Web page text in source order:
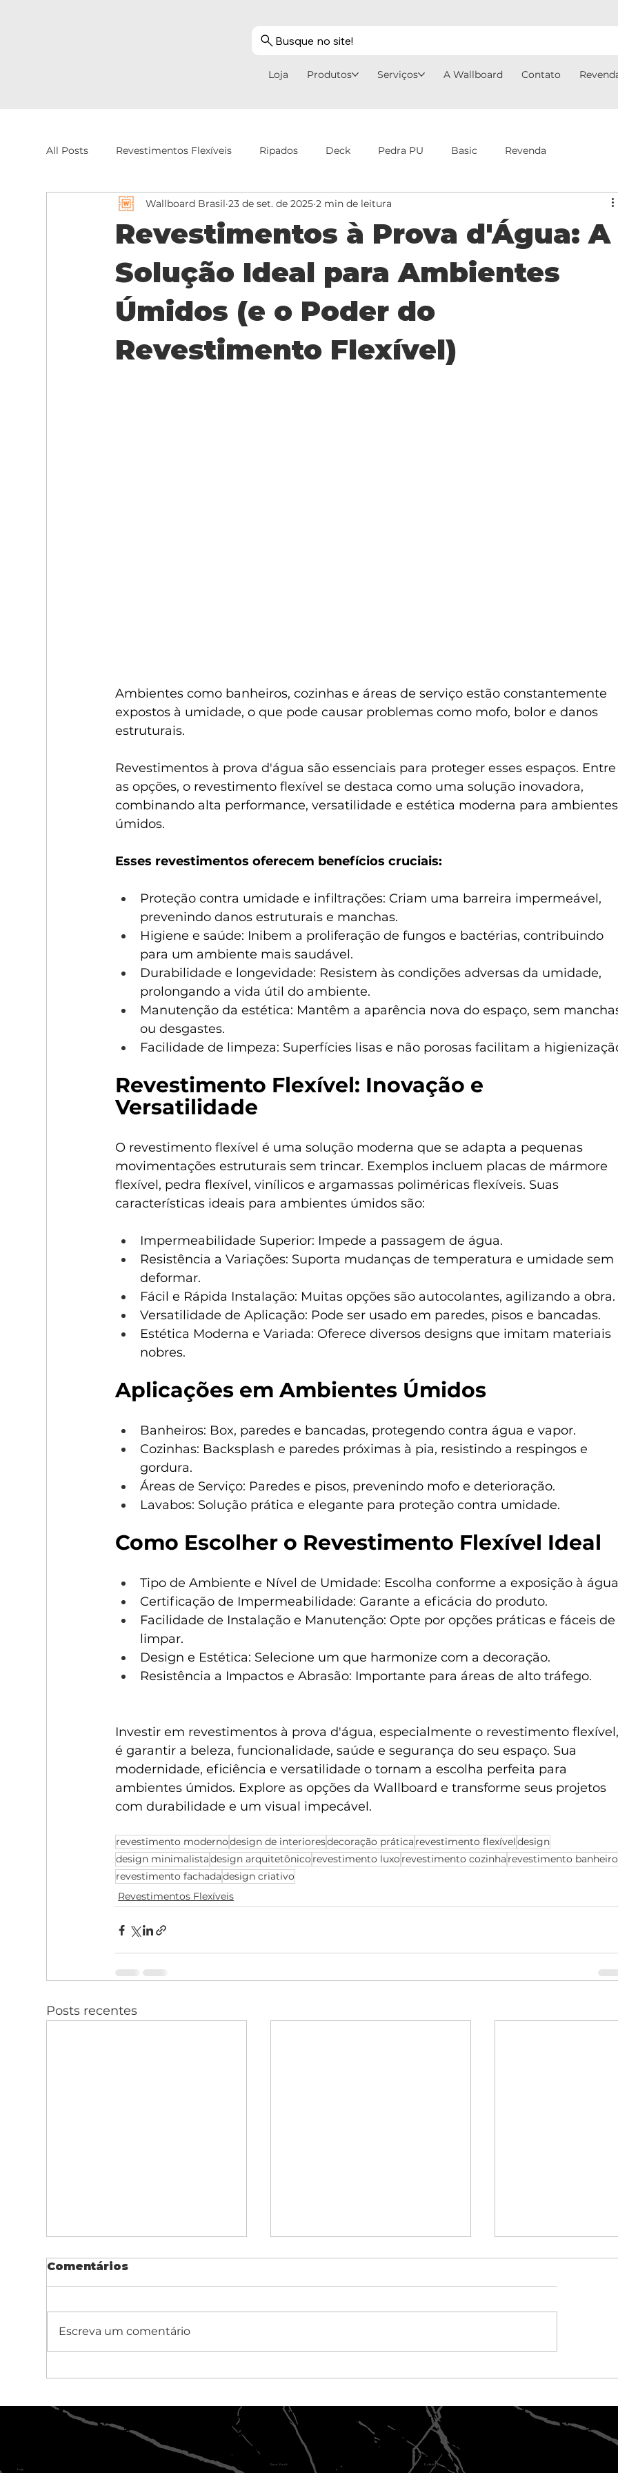
Busque no site!
Loja Produtos Serviços A Wallboard Contato
All Posts Revestimentos Flexíveis Ripados Deck Pedra PU Basic Revenda
Revestimentos à Prova d'Água: A
Solução Ideal para Ambientes
Úmidos (e o Poder do
Revestimento Flexível)
Wallboard Brasil 23 de set. de 2025 2 min de leitura
Ambientes como banheiros, cozinhas e áreas de serviço estão constantemente
expostos à umidade, o que pode causar problemas como mofo, bolor e danos
estruturais.
Revestimentos à prova d'água são essenciais para proteger esses espaços.
as opções, o revestimento flexível se destaca como uma solução inovadora,
combinando alta performance, versatilidade e estética moderna para
úmidos.
Esses revestimentos oferecem benefícios cruciais:
Proteção contra umidade e infiltrações: Criam uma barreira impermeável,
prevenindo danos estruturais e manchas.
Higiene e saúde: Inibem a proliferação de fungos e bactérias, contribuindo
para um ambiente mais saudável.
Durabilidade e longevidade: Resistem às condições adversas da umidade,
prolongando a vida útil do ambiente.
Manutenção da estética: Mantêm a aparência nova do espaço, sem
ou desgastes.
Facilidade de limpeza: Superfícies lisas e não porosas facilitam a
Revestimento Flexível: Inovação e
Versatilidade
O revestimento flexível é uma solução moderna que se adapta a pequenas
movimentações estruturais sem trincar. Exemplos incluem placas de mármore
flexível, pedra flexível, vinílicos e argamassas poliméricas flexíveis. Suas
características ideais para ambientes úmidos são:
Impermeabilidade Superior: Impede a passagem de água.
Resistência a Variações: Suporta mudanças de temperatura e umidade sem
deformar.
Fácil e Rápida Instalação: Muitas opções são autocolantes, agilizando a obra.
Versatilidade de Aplicação: Pode ser usado em paredes, pisos e bancadas.
Estética Moderna e Variada: Oferece diversos designs que imitam materiais
nobres.
Aplicações em Ambientes Úmidos
Banheiros: Box, paredes e bancadas, protegendo contra água e vapor.
Cozinhas: Backsplash e paredes próximas à pia, resistindo a respingos e
gordura.
Áreas de Serviço: Paredes e pisos, prevenindo mofo e deterioração.
Lavabos: Solução prática e elegante para proteção contra umidade.
Como Escolher o Revestimento Flexível Ideal
Tipo de Ambiente e Nível de Umidade: Escolha conforme a exposição à
Certificação de Impermeabilidade: Garante a eficácia do produto.
Facilidade de Instalação e Manutenção: Opte por opções práticas e fáceis
limpar.
Design e Estética: Selecione um que harmonize com a decoração.
Resistência a Impactos e Abrasão: Importante para áreas de alto tráfego.
Investir em revestimentos à prova d'água, especialmente o revestimento
é garantir a beleza, funcionalidade, saúde e segurança do seu espaço. Sua
modernidade, eficiência e versatilidade o tornam a escolha perfeita para
ambientes úmidos. Explore as opções da Wallboard e transforme seus projetos
com durabilidade e um visual impecável.
revestimento modernodesign de interioresdecoração prática revestimento flexíveldesign
design minimalistadesign arquitetônico revestimento luxo revestimento cozinha revestimento banheiro
revestimento fachadadesign criativo
Revestimentos Flexíveis
Posts recentes
os Painéis Wallboard
Estão Mudando o
Design de Interiores
para Revestimentos
Flexíveis
flexível e
seus espaços!
Comentários
Escreva um comentário
Loja
Para Você Políticas